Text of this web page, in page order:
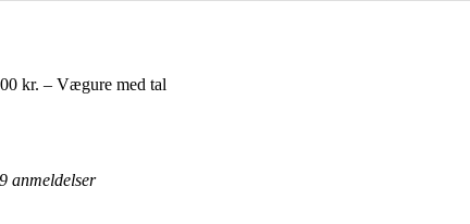
kr. – Vægure med tal
anmeldelser